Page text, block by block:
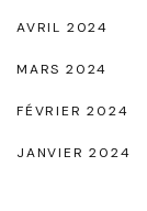
AVRIL 2024
MARS 2024
FÉVRIER 2024
JANVIER 2024